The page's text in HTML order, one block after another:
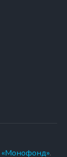
«Монофонд».